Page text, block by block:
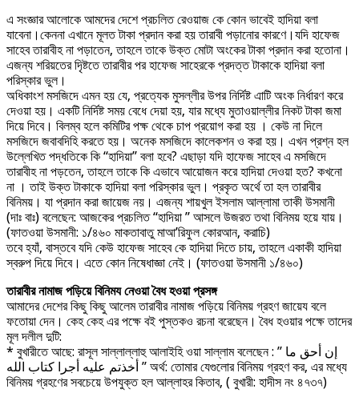
এ সংজ্ঞার আলোকে আমদের দেশে প্রচলিত রেওয়াজ কে কোন ভাবেই হাদিয়া বলা
যাবেনা।কেননা এখানে মূলত টাকা প্রদান করা হয় তারাবী পড়ানোর কারণে।যদি হাফেজ
সাহেব তারাবীহ না পড়াতেন, তাহলে তাকে উক্ত মোটা অংকের টাকা প্রদান করা হতোনা।
এজন্য শরিয়তের দৃিষ্টতে তারাবীর পর হাফেজ সাহেরকে প্রদত্ত টাকাকে হাদিয়া বলা
পরিস্কার ভুল।
অধিকাংশ মসজিদে এমন হয় যে, প্রত্যেক মুসল্লীর উপর নির্দিষ্ট এাটি অংক নির্ধারণ করে
দেওয়া হয়। একটি নির্দিষ্ট সময় বেধে দেয়া হয়, যার মধ্যে মুতাওয়াল্লীর নিকট টাকা জমা
দিয়ে দিবে। বিলম্ব হলে কমিটির পক্ষ থেকে চাপ প্রয়োগ করা হয় । কেউ না দিলে
মসজিদে জবাবদিহি করতে হয়। অনেক মসজিদে কালেকশন ও করা হয়। এখন প্রশ্ন হল
উল্লেখিত পদ্ধতিকে কি “হাদিয়া” বলা হবে? এছাড়া যদি হাফেজ সাহেব এ মসজিদে
তারাবীহ না পড়তেন, তাহলে তাকে কি এভাবে আয়োজন করে হাদিয়া দেওয়া হত? কখনো
না । তাই উক্ত টাকাকে হাদিয়া বলা পরিস্কার ভুল। প্রকৃত অর্থে তা হল তারাবীর
বিনিময়। যা প্রদান করা জায়েজ নয়। এজন্য শায়খুল ইসলাম আল্লামা তাকী উসমানী
(দাঃ বাঃ) বলেছেন: আজকের প্রচলিত “হাদিয়া ” আসলে উজরত তথা বিনিময় হয়ে যায়।
(ফাতওয়া উসমানী: ১/৪৬০ মাকতাবাতু মাআ’রিফুল কোরআন, করাচি)
তবে হ্যাঁ, বাস্তবে যদি কেউ হাফেজ সাহেব কে হাদিয়া দিতে চায়, তাহলে একাকী হাদিয়া
স্বরুপ দিয়ে দিবে। এতে কোন নিষেধাজ্ঞা নেই। (ফাতওয়া উসমানী ১/৪৬০)
তারাবীর নামাজ পড়িয়ে বিনিময নেওয়া বৈধ হওয়া প্রসঙ্গ
আমাদের দেশের কিছু কিছু আলেম তারাবীর নামাজ পড়িয়ে বিনিময় গ্রহণ জায়েয বলে
ফতোয়া দেন। কেহ কেহ এর পক্ষে বই পুস্তকও রচনা বরেছেন। বৈধ হওয়ার পক্ষে তাদের
মূল দলীল দুটি:
* বুখারীতে আছে: রাসূল সাল্লাল্লাহু আলাইহি ওয়া সাল্লাম বলেছেন : ” إن أحق ما
أخذتم عليه أجرا كتاب الله ” অর্থ: তোমার যেগুলোর বিনিময় গ্রহণ কর, এর মধ্যে
বিনিময় গ্রহণের সবচেয়ে উপযুক্ত হল আল্লাহর কিতাব, ( বুখারী: হাদীস নং ৪৭৩৭)